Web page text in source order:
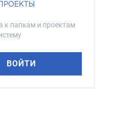
к папкам и проектам
ВОЙТИ